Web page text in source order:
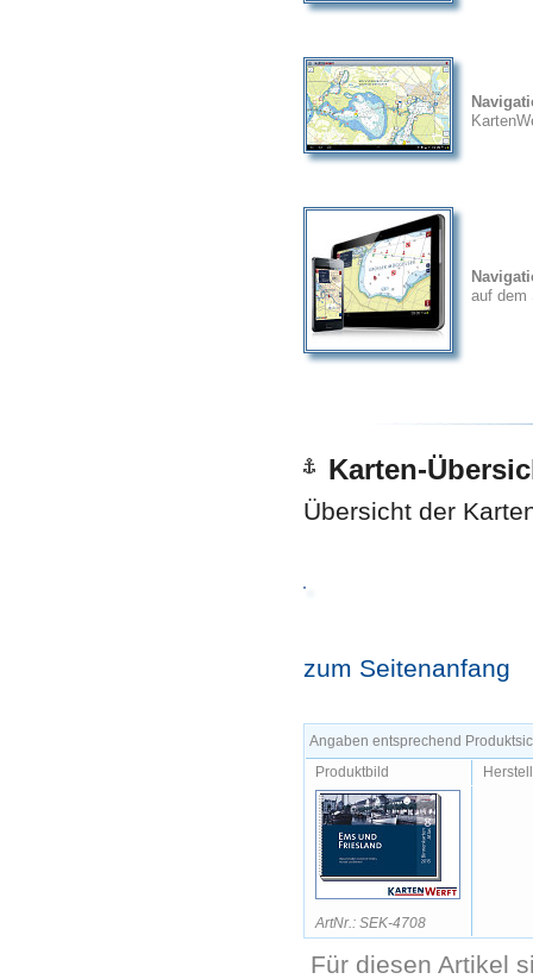
auf dem
Karten-
Übersicht der
zum Seitenanfang
Angaben entsprechend
Produktbild
ArtNr.: SEK-4708
Für diesen Artikel